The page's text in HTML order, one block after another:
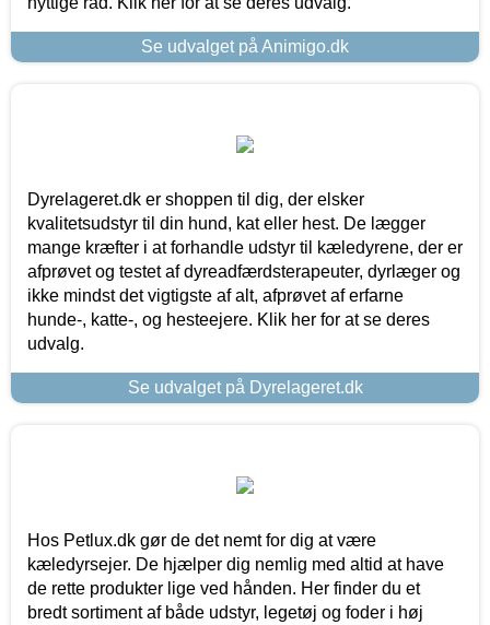
Se udvalget på Animigo.dk
Dyrelageret.dk er shoppen til dig, der elsker
kvalitetsudstyr til din hund, kat eller hest. De lægger
mange kræfter i at forhandle udstyr til kæledyrene, der er
afprøvet og testet af dyreadfærdsterapeuter, dyrlæger og
ikke mindst det vigtigste af alt, afprøvet af erfarne
hunde-, katte-, og hesteejere. Klik her for at se deres
udvalg.
Se udvalget på Dyrelageret.dk
Hos Petlux.dk gør de det nemt for dig at være
kæledyrsejer. De hjælper dig nemlig med altid at have
de rette produkter lige ved hånden. Her finder du et
bredt sortiment af både udstyr, legetøj og foder i høj